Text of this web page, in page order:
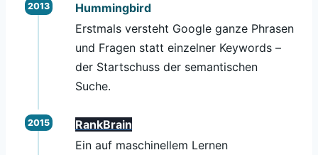
Hummingbird
Erstmals versteht Google ganze Phrasen
und Fragen statt einzelner Keywords –
der Startschuss der semantischen
Suche.
RankBrain
Ein auf maschinellem Lernen